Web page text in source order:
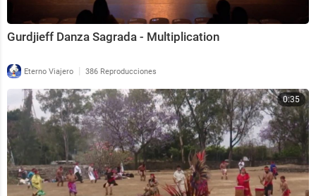
Gurdjieff Danza Sagrada - Multiplication
Eterno Viajero | 386 Reproducciones
0:35